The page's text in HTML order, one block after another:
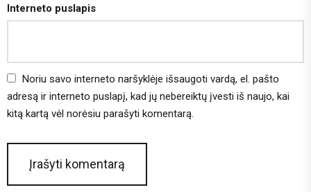
Interneto puslapis
Noriu savo interneto naršyklėje išsaugoti vardą, el. pašto
adresą ir interneto puslapį, kad jų nebereiktų įvesti iš naujo, kai
kitą kartą vėl norėsiu parašyti komentarą.